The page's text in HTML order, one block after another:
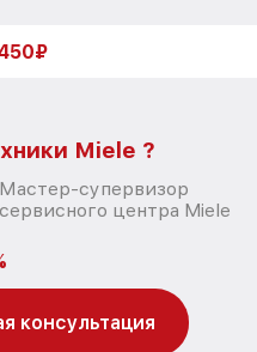
Miele ?
супервизор
центра Miele
консультация